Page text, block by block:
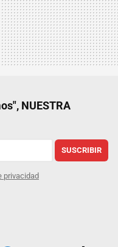
NUESTRA
SUSCRIBIR
privacidad